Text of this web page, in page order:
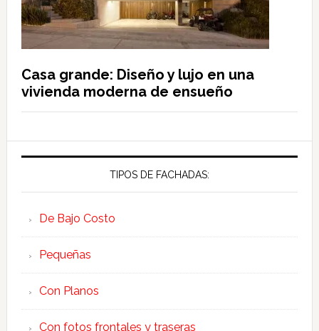
Casa grande: Diseño y lujo en una
vivienda moderna de ensueño
TIPOS DE FACHADAS:
De Bajo Costo
Pequeñas
Con Planos
Con fotos frontales y traseras